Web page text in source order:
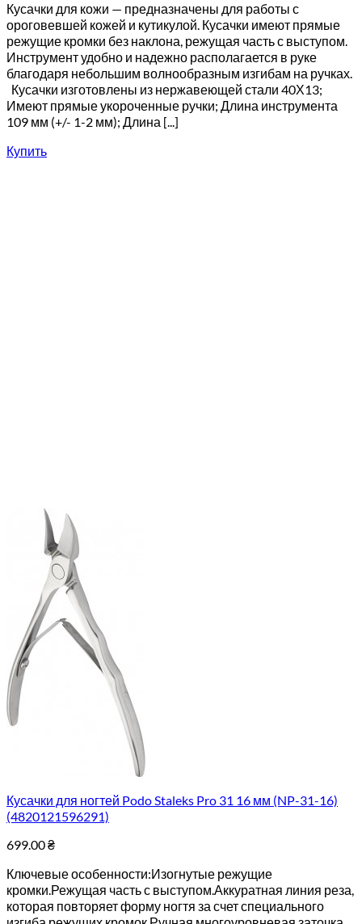
Кусачки для кожи — предназначены для работы с
ороговевшей кожей и кутикулой. Кусачки имеют прямые
режущие кромки без наклона, режущая часть с выступом.
Инструмент удобно и надежно располагается в руке
благодаря небольшим волнообразным изгибам на ручках.
Кусачки изготовлены из нержавеющей стали 40Х13;
Имеют прямые укороченные ручки; Длина инструмента
109 мм (+/- 1-2 мм); Длина [...]
Купить
Кусачки для ногтей Podo Staleks Pro 31 16 мм (NP-31-16)
(4820121596291)
699.00₴
Ключевые особенности:Изогнутые режущие
кромки.Режущая часть с выступом.Аккуратная линия реза,
которая повторяет форму ногтя за счет специального